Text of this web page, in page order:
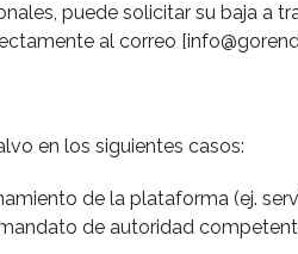
puede solicitar su baja a
al correo
en los siguientes casos:
de la plataforma (ej.
de autoridad